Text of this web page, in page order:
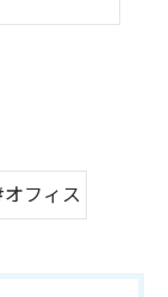
フィス